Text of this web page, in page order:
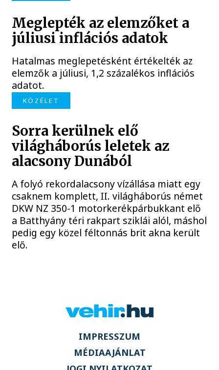
Meglepték az elemzőket a
júliusi inflációs adatok
Hatalmas meglepetésként értékelték az
elemzők a júliusi, 1,2 százalékos inflációs
adatot.
KÖZÉLET
Sorra kerülnek elő
világháborús leletek az
alacsony Dunából
A folyó rekordalacsony vízállása miatt egy
csaknem komplett, II. világháborús német
DKW NZ 350-1 motorkerékpárbukkant elő
a Batthyány téri rakpart sziklái alól, máshol
pedig egy közel féltonnás brit akna került
elő.
IMPRESSZUM
MÉDIAAJÁNLAT